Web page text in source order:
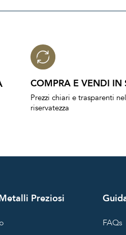
COMPRA E VENDI IN
Prezzi chiari e trasparenti
riservatezza
Preziosi
FAQs